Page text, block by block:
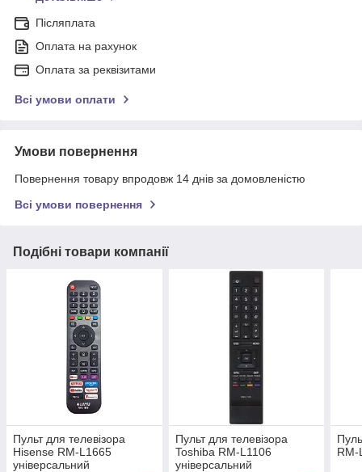
Післяплата
Оплата на рахунок
Оплата за реквізитами
Всі умови оплати
Умови повернення
Повернення товару впродовж 14 днів за домовленістю
Всі умови повернення
Подібні товари компанії
Пульт для телевізора
Hisense RM-L1665
універсальний
Пульт для телевізора
Toshiba RM-L1106
універсальний
RM-